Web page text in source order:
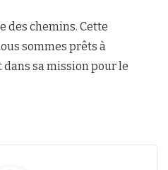
des chemins. Cette
sommes prêts à
sa mission pour le